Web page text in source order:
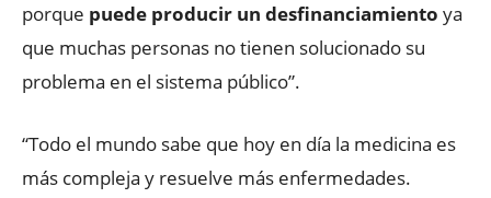
porque puede producir un desfinanciamiento ya
que muchas personas no tienen solucionado su
problema en el sistema público”.
“Todo el mundo sabe que hoy en día la medicina es
más compleja y resuelve más enfermedades.